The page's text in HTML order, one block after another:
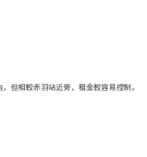
但相較赤羽站近旁，租金較容易控制。